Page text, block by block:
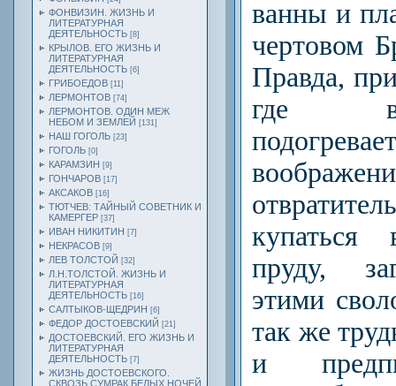
ФОНВИЗИН. ЖИЗНЬ И
ЛИТЕРАТУРНАЯ
ДЕЯТЕЛЬНОСТЬ [8]
КРЫЛОВ. ЕГО ЖИЗНЬ И
ЛИТЕРАТУРНАЯ
ДЕЯТЕЛЬНОСТЬ [6]
ГРИБОЕДОВ [11]
ЛЕРМОНТОВ [74]
ЛЕРМОНТОВ. ОДИН МЕЖ
НЕБОМ И ЗЕМЛЕЙ [131]
НАШ ГОГОЛЬ [23]
ГОГОЛЬ [0]
КАРАМЗИН [9]
ГОНЧАРОВ [17]
АКСАКОВ [16]
ТЮТЧЕВ: ТАЙНЫЙ СОВЕТНИК И
КАМЕРГЕР [37]
ИВАН НИКИТИН [7]
НЕКРАСОВ [9]
ЛЕВ ТОЛСТОЙ [32]
Л.Н.ТОЛСТОЙ. ЖИЗНЬ И
ЛИТЕРАТУРНАЯ
ДЕЯТЕЛЬНОСТЬ [16]
САЛТЫКОВ-ЩЕДРИН [6]
ФЕДОР ДОСТОЕВСКИЙ [21]
ДОСТОЕВСКИЙ. ЕГО ЖИЗНЬ И
ЛИТЕРАТУРНАЯ
ДЕЯТЕЛЬНОСТЬ [7]
ЖИЗНЬ ДОСТОЕВСКОГО.
СКВОЗЬ СУМРАК БЕЛЫХ НОЧЕЙ
ванны и
чертовом
Правда,
где
купаться
пруду,
этими
так же
и